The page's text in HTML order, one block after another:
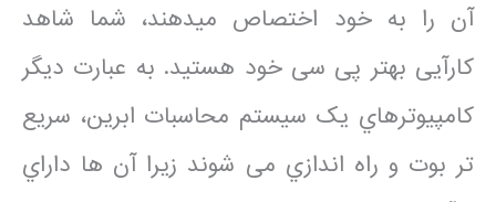
آن را به خود اختصاص میدهند، شما شاهد
کارآیی بهتر پی سی خود هستید. به عبارت دیگر
کامپیوترهاي یک سیستم محاسبات ابرین، سریع
تر بوت و راه اندازي می شوند زیرا آن ها داراي